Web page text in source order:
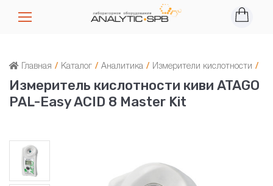
Главная / Каталог / Аналитика / Измерители кислотности /
Измеритель кислотности киви ATAGO
PAL-Easy ACID 8 Master Kit